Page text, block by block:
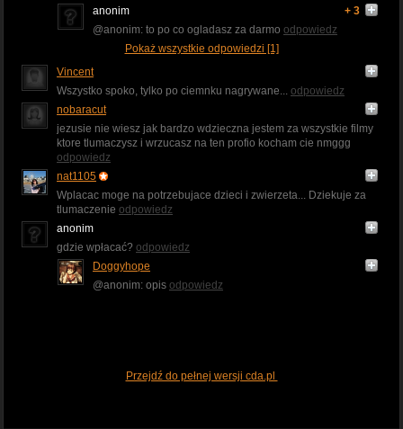
anonim
+ 3
@anonim: to po co ogladasz za darmo odpowiedz
Pokaż wszystkie odpowiedzi [1]
Vincent
Wszystko spoko, tylko po ciemnku nagrywane... odpowiedz
nobaracut
jezusie nie wiesz jak bardzo wdzieczna jestem za wszystkie filmy
ktore tlumaczysz i wrzucasz na ten profio kocham cie nmggg
odpowiedz
nat1105
Wplacac moge na potrzebujace dzieci i zwierzeta... Dziekuje za
tlumaczenie odpowiedz
anonim
gdzie wpłacać? odpowiedz
Doggyhope
@anonim: opis odpowiedz
Przejdź do pełnej wersji cda.pl